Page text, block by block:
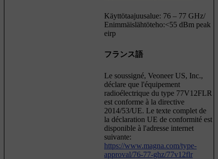
Käyttötaajuusalue: 76 – 77 GHz/
Enimmäislähtöteho:<55 dBm peak
eirp
フランス語
Le soussigné, Veoneer US, Inc.,
déclare que l'équipement
radioélectrique du type 77V12FLR
est conforme à la directive
2014/53/UE. Le texte complet de
la déclaration UE de conformité est
disponible à l'adresse internet
suivante:
https://www.magna.com/type-
approval/76-77-ghz/77v12flr